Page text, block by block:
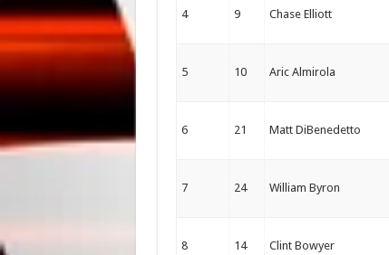
4 9 Chase Elliott
5 10 Aric Almirola
6 21 Matt DiBenedetto
7 24 William Byron
8 14 Clint Bowyer